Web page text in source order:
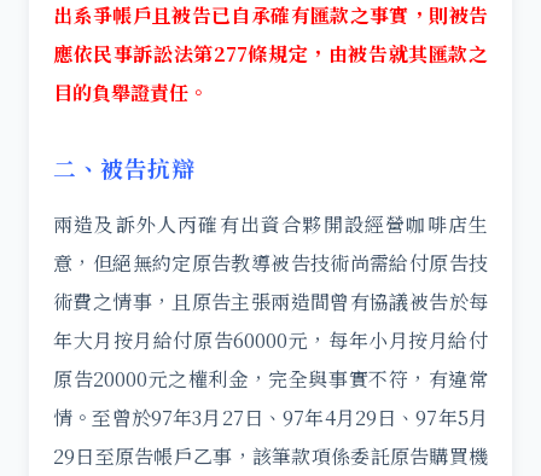
出系爭帳戶且被告已自承確有匯款之事實，則被告
應依民事訴訟法第277條規定，由被告就其匯款之
目的負舉證責任。
二、被告抗辯
兩造及訴外人丙確有出資合夥開設經營咖啡店生
意，但絕無約定原告教導被告技術尚需給付原告技
術費之情事，且原告主張兩造間曾有協議被告於每
年大月按月給付原告60000元，每年小月按月給付
原告20000元之權利金，完全與事實不符，有違常
情。至曾於97年3月27日、97年4月29日、97年5月
29日至原告帳戶乙事，該筆款項係委託原告購買機